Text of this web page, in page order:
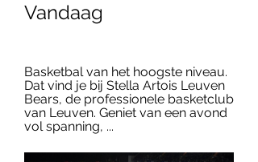
Vandaag
Basketbal van het hoogste niveau.
Dat vind je bij Stella Artois Leuven
Bears, de professionele basketclub
van Leuven. Geniet van een avond
vol spanning, ...